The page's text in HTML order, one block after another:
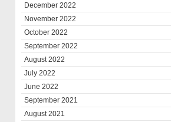
December 2022
November 2022
October 2022
September 2022
August 2022
July 2022
June 2022
September 2021
August 2021